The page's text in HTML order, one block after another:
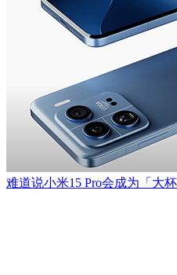
难道说小米15 Pro会成为「大